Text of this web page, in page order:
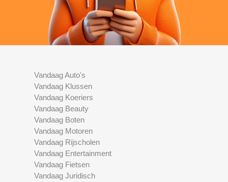
Vandaag Auto's
Vandaag Klussen
Vandaag Koeriers
Vandaag Beauty
Vandaag Boten
Vandaag Motoren
Vandaag Rijscholen
Vandaag Entertainment
Vandaag Fietsen
Vandaag Juridisch